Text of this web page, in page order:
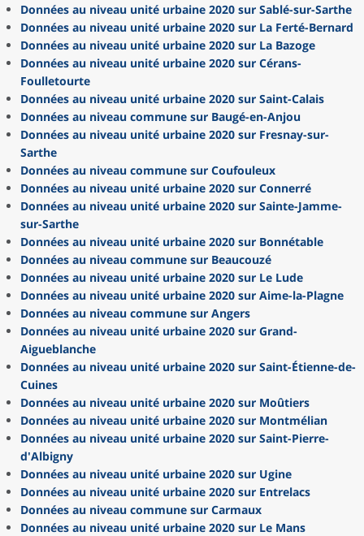
Données au niveau unité urbaine 2020 sur Sablé-sur-Sarthe
Données au niveau unité urbaine 2020 sur La Ferté-Bernard
Données au niveau unité urbaine 2020 sur La Bazoge
Données au niveau unité urbaine 2020 sur Cérans-
Foulletourte
Données au niveau unité urbaine 2020 sur Saint-Calais
Données au niveau commune sur Baugé-en-Anjou
Données au niveau unité urbaine 2020 sur Fresnay-sur-
Sarthe
Données au niveau commune sur Coufouleux
Données au niveau unité urbaine 2020 sur Connerré
Données au niveau unité urbaine 2020 sur Sainte-Jamme-
sur-Sarthe
Données au niveau unité urbaine 2020 sur Bonnétable
Données au niveau commune sur Beaucouzé
Données au niveau unité urbaine 2020 sur Le Lude
Données au niveau unité urbaine 2020 sur Aime-la-Plagne
Données au niveau commune sur Angers
Données au niveau unité urbaine 2020 sur Grand-
Aigueblanche
Données au niveau unité urbaine 2020 sur Saint-Étienne-de-
Cuines
Données au niveau unité urbaine 2020 sur Moûtiers
Données au niveau unité urbaine 2020 sur Montmélian
Données au niveau unité urbaine 2020 sur Saint-Pierre-
d'Albigny
Données au niveau unité urbaine 2020 sur Ugine
Données au niveau unité urbaine 2020 sur Entrelacs
Données au niveau commune sur Carmaux
Données au niveau unité urbaine 2020 sur Le Mans